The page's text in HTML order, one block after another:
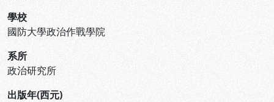
學校
國防大學政治作戰學院
系所
政治研究所
出版年(西元)